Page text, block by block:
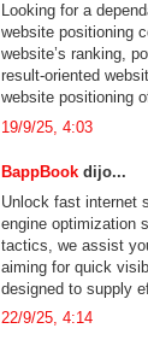
Looking for a
website positioning
website’s ranking,
result-oriented
website positioning
19/9/25, 4:03
BappBook dijo...
Unlock fast internet
engine optimization
tactics, we assist
aiming for quick
designed to supply
22/9/25, 4:14